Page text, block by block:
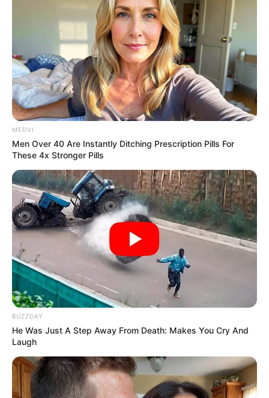
MEDVI
Men Over 40 Are Instantly Ditching Prescription Pills For
These 4x Stronger Pills
BUZZDAY
He Was Just A Step Away From Death: Makes You Cry And
Laugh